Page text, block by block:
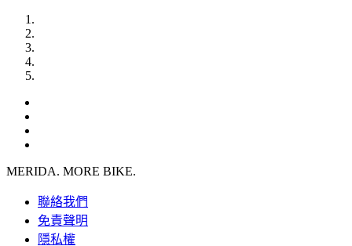
MERIDA. MORE BIKE.
聯絡我們
免責聲明
隱私權